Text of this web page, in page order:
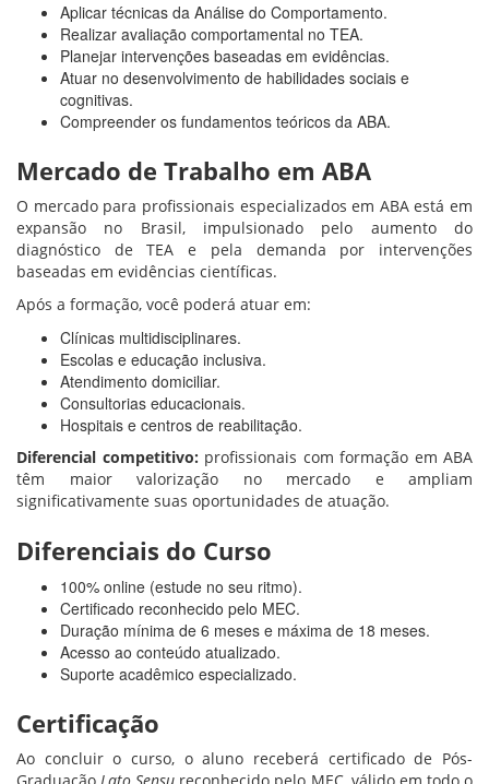
Aplicar técnicas da Análise do Comportamento.
Realizar avaliação comportamental no TEA.
Planejar intervenções baseadas em evidências.
Atuar no desenvolvimento de habilidades sociais e
cognitivas.
Compreender os fundamentos teóricos da ABA.
Mercado de Trabalho em ABA
O mercado para profissionais especializados em ABA está em
expansão no Brasil, impulsionado pelo aumento do
diagnóstico de TEA e pela demanda por intervenções
baseadas em evidências científicas.
Após a formação, você poderá atuar em:
Clínicas multidisciplinares.
Escolas e educação inclusiva.
Atendimento domiciliar.
Consultorias educacionais.
Hospitais e centros de reabilitação.
Diferencial competitivo: profissionais com formação em ABA
têm maior valorização no mercado e ampliam
significativamente suas oportunidades de atuação.
Diferenciais do Curso
100% online (estude no seu ritmo).
Certificado reconhecido pelo MEC.
Duração mínima de 6 meses e máxima de 18 meses.
Acesso ao conteúdo atualizado.
Suporte acadêmico especializado.
Certificação
Ao concluir o curso, o aluno receberá certificado de Pós-